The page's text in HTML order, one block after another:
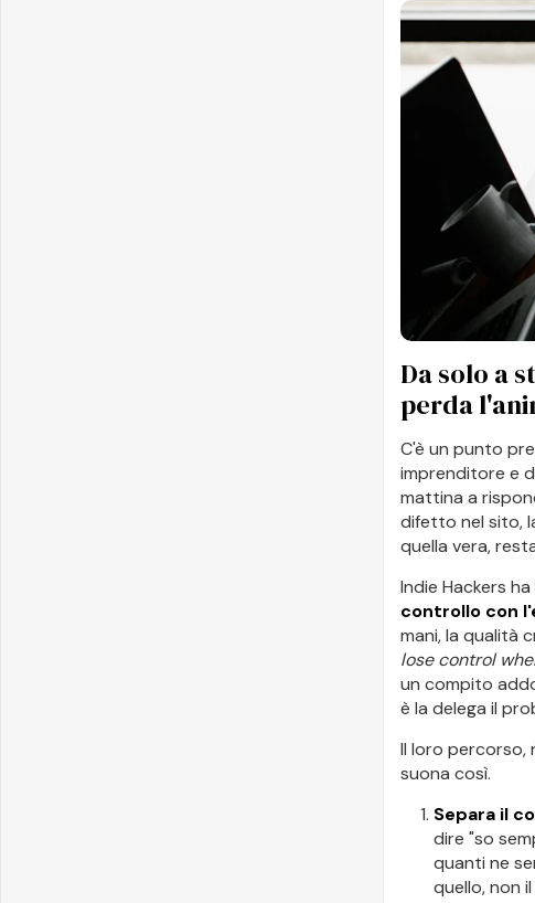
Da solo a
perda
C'è un punto
imprenditore e
mattina a
difetto nel sito,
quella vera,
Indie Hackers
controllo con
mani, la qualità
lose control
un compito
è la delega il
Il loro percorso,
suona così.
Separa il
dire "so
quanti ne
quello, non